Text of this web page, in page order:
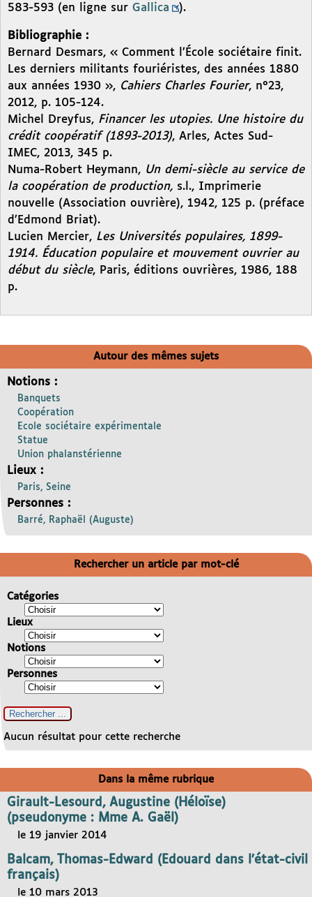
583-593 (en ligne sur Gallica ).
Bibliographie :
Bernard Desmars, « Comment l’École sociétaire finit.
Les derniers militants fouriéristes, des années 1880
aux années 1930 », Cahiers Charles Fourier, n°23,
2012, p. 105-124.
Michel Dreyfus, Financer les utopies. Une histoire du
crédit coopératif (1893-2013), Arles, Actes Sud-
IMEC, 2013, 345 p.
Numa-Robert Heymann, Un demi-siècle au service de
la coopération de production, s.l., Imprimerie
nouvelle (Association ouvrière), 1942, 125 p. (préface
d’Edmond Briat).
Lucien Mercier, Les Universités populaires, 1899-
1914. Éducation populaire et mouvement ouvrier au
début du siècle, Paris, éditions ouvrières, 1986, 188
p.
Autour des mêmes sujets
Notions :
Banquets
Coopération
Ecole sociétaire expérimentale
Statue
Union phalanstérienne
Lieux :
Paris, Seine
Personnes :
Barré, Raphaël (Auguste)
Rechercher un article par mot-clé
Catégories
Lieux
Notions
Personnes
Aucun résultat pour cette recherche
Dans la même rubrique
Girault-Lesourd, Augustine (Héloïse)
(pseudonyme : Mme A. Gaël)
le 19 janvier 2014
Balcam, Thomas-Edward (Edouard dans l’état-civil
français)
le 10 mars 2013